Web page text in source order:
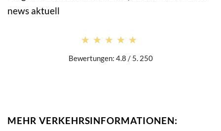
news aktuell
★★★★★
★★★★★
Bewertungen: 4.8 / 5. 250
MEHR VERKEHRSINFORMATIONEN: